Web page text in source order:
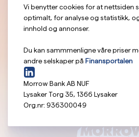
Vi benytter cookies for at nettsiden
optimalt, for analyse og statistikk,
innhold og annonser.
Du kan sammmenligne våre priser
andre selskaper på Finansportalen
Morrow Bank AB NUF
Lysaker Torg 35, 1366 Lysaker
Org.nr: 936300049